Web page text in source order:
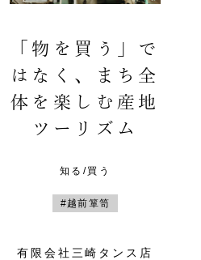
「物を買う」で
はなく、まち全
体を楽しむ産地
ツーリズム
知る/買う
#越前箪笥
有限会社三崎タンス店